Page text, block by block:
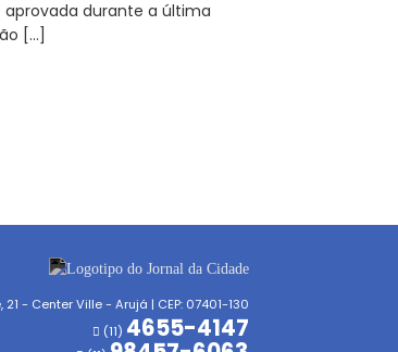
aprovada durante a última
[…]
- Center Ville - Arujá | CEP: 07401-130
(11) 4655-4147